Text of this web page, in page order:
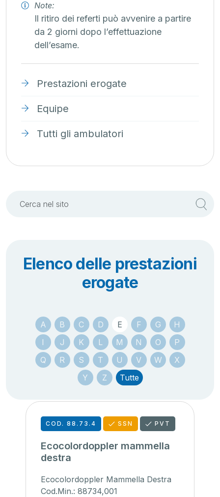
Note:
Il ritiro dei referti può avvenire a partire
da 2 giorni dopo l’effettuazione
dell’esame.
Prestazioni erogate
Equipe
Tutti gli ambulatori
Elenco delle prestazioni
erogate
A B C D E F G
H
I
J K L M N O
P
Q
R S T U V W
X
Y
Z Tutte
COD. 88.73.4 SSN PVT
Ecocolordoppler mammella
destra
Ecocolordoppler Mammella Destra
Cod.Min.: 88734,001